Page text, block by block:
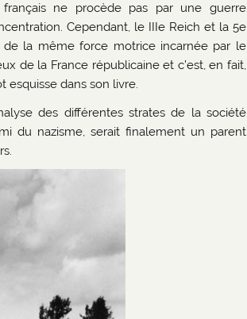
ne procède pas par une guerre
Cependant, le IIIe Reich et la 5e
de la même force motrice incarnée par le
de la France républicaine et c’est, en fait,
esquisse dans son livre.
des différentes strates de la société
du nazisme, serait finalement un parent